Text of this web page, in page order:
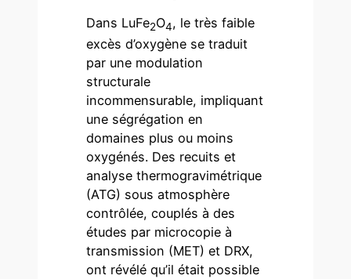
Dans LuFe2O4, le très faible
excès d’oxygène se traduit
par une modulation
structurale
incommensurable, impliquant
une ségrégation en
domaines plus ou moins
oxygénés. Des recuits et
analyse thermogravimétrique
(ATG) sous atmosphère
contrôlée, couplés à des
études par microcopie à
transmission (MET) et DRX,
ont révélé qu’il était possible